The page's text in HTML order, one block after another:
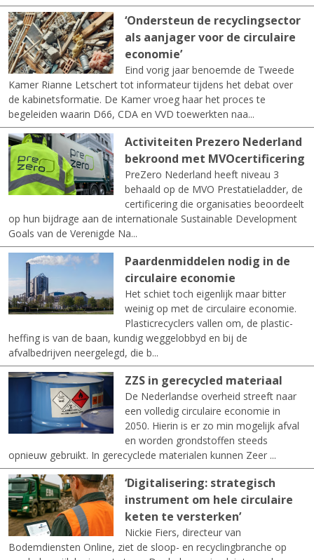
‘Ondersteun de recyclingsector
als aanjager voor de circulaire
economie’
Eind vorig jaar benoemde de Tweede
Kamer Rianne Letschert tot informateur tijdens het debat over
de kabinetsformatie. De Kamer vroeg haar het proces te
begeleiden waarin D66, CDA en VVD toewerkten naa...
Activiteiten Prezero Nederland
bekroond met MVOcertificering
PreZero Nederland heeft niveau 3
behaald op de MVO Prestatieladder, de
certificering die organisaties beoordeelt
op hun bijdrage aan de internationale Sustainable Development
Goals van de Verenigde Na...
Paardenmiddelen nodig in de
circulaire economie
Het schiet toch eigenlijk maar bitter
weinig op met de circulaire economie.
Plasticrecyclers vallen om, de plastic-
heffing is van de baan, kundig weggelobbyd en bij de
afvalbedrijven neergelegd, die b...
ZZS in gerecycled materiaal
De Nederlandse overheid streeft naar
een volledig circulaire economie in
2050. Hierin is er zo min mogelijk afval
en worden grondstoffen steeds
opnieuw gebruikt. In gerecyclede materialen kunnen Zeer ...
‘Digitalisering: strategisch
instrument om hele circulaire
keten te versterken’
Nickie Fiers, directeur van
Bodemdiensten Online, ziet de sloop- en recyclingbranche op